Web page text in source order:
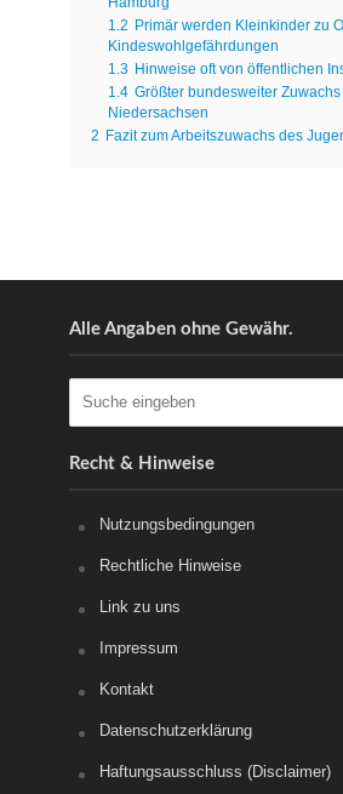
1.2 Primär werden Kleinkinder zu
Kindeswohlgefährdungen
1.3 Hinweise oft von öffentlichen
1.4 Größter bundesweiter
Niedersachsen
2 Fazit zum Arbeitszuwachs des
Alle Angaben ohne Gewähr.
Recht & Hinweise
Nutzungsbedingungen
Rechtliche Hinweise
Link zu uns
Impressum
Kontakt
Datenschutzerklärung
Haftungsausschluss (Disclaimer)